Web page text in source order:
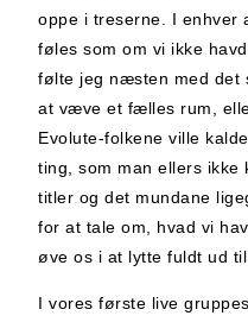
oppe i treserne. I enhver
føles som om vi ikke
følte jeg næsten med det
at væve et fælles rum,
Evolute-folkene ville
ting, som man ellers ikke
titler og det mundane
for at tale om, hvad vi
øve os i at lytte fuldt ud til
I vores første live